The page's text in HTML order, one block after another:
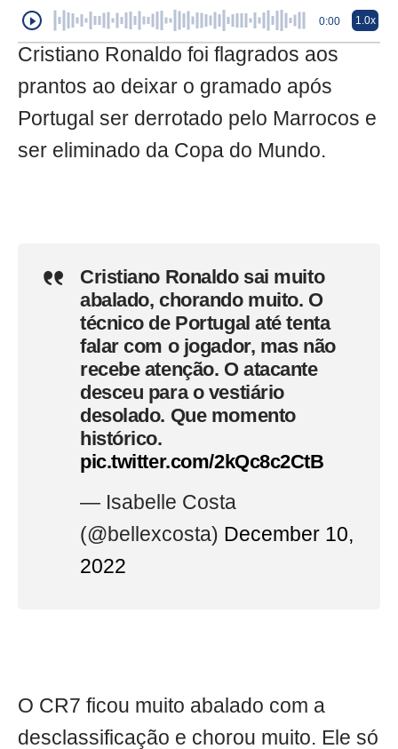
0:00 1.0x
Cristiano Ronaldo foi flagrados aos
prantos ao deixar o gramado após
Portugal ser derrotado pelo Marrocos e
ser eliminado da Copa do Mundo.
Cristiano Ronaldo sai muito
abalado, chorando muito. O
técnico de Portugal até tenta
falar com o jogador, mas não
recebe atenção. O atacante
desceu para o vestiário
desolado. Que momento
histórico.
pic.twitter.com/2kQc8c2CtB
— Isabelle Costa
(@bellexcosta) December 10,
2022
O CR7 ficou muito abalado com a
desclassificação e chorou muito. Ele só